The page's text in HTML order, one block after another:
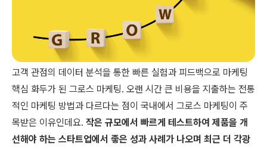
고객 관점의 데이터 분석을 통한 빠른 실험과 피드백으로 마케팅
핵심 화두가 된 그로스 마케팅. 오랜 시간 큰 비용을 지출하는 전통
적인 마케팅 방법과 다르다는 점이 국내에서 그로스 마케팅이 주
목받은 이유인데요. 작은 규모에서 빠르게 테스트하여 제품을 개
선해야 하는 스타트업에서 좋은 성과 사례가 나오며 최근 더 각광